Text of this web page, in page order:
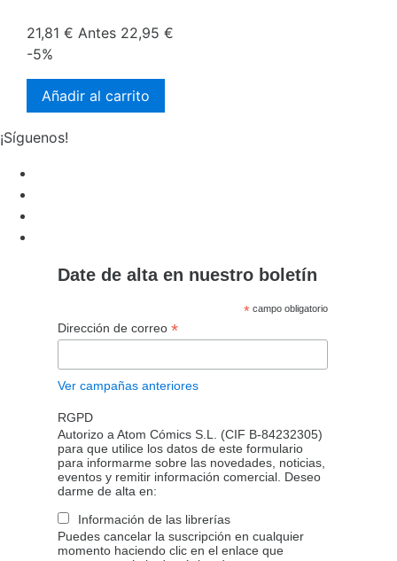
21,81 € Antes 22,95 €
-5%
Añadir al carrito
¡Síguenos!
Date de alta en nuestro boletín
* campo obligatorio
Dirección de correo *
Ver campañas anteriores
RGPD
Autorizo a Atom Cómics S.L. (CIF B-84232305)
para que utilice los datos de este formulario
para informarme sobre las novedades, noticias,
eventos y remitir información comercial. Deseo
darme de alta en:
Información de las librerías
Puedes cancelar la suscripción en cualquier
momento haciendo clic en el enlace que